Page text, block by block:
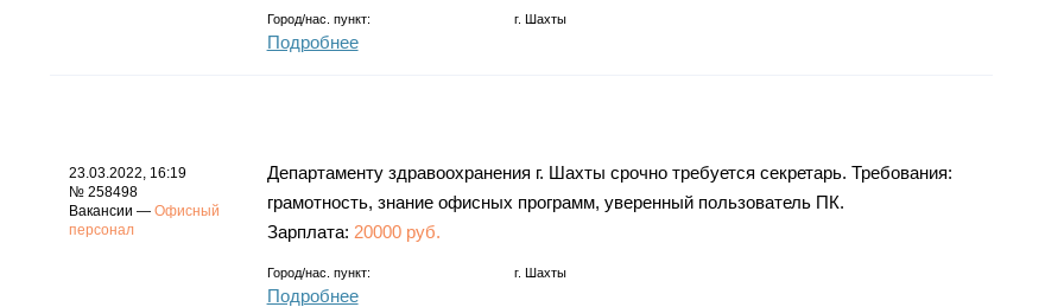
Город/нас. пункт: г. Шахты
Подробнее
23.03.2022, 16:19
№ 258498
Вакансии — Офисный
персонал
Департаменту здравоохранения г. Шахты срочно требуется секретарь. Требования:
грамотность, знание офисных программ, уверенный пользователь ПК.
Зарплата: 20000 руб.
Город/нас. пункт: г. Шахты
Подробнее